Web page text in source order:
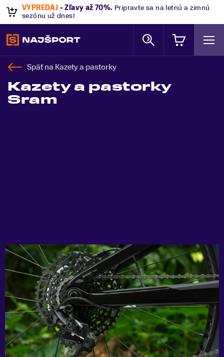
VÝPREDAJ - Zľavy až 70%. Pripravte sa na letnú a zimnú
sezónu už dnes!
Späť na Kazety a pastorky
Kazety a pastorky
Sram